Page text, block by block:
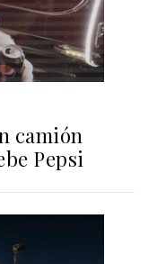
camión
Pepsi